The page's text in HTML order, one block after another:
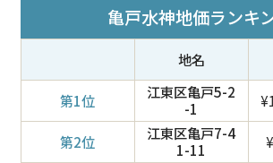
亀戸水神地価ランキ
地名
第1位
江東区亀戸5-2
-1
第2位
江東区亀戸7-4
1-11